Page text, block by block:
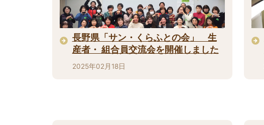
長野県「サン・くらふとの会」 生
産者・ 組合員交流会を開催しました
2025年02月18日